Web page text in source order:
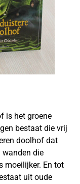
is het groene
bestaat die vrij
doolhof dat
wanden die
moeilijker. En tot
uit oude